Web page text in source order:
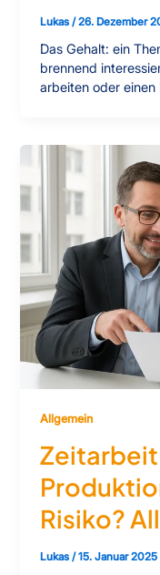
Lukas/26. Dezember
Das Gehalt: ein
brennend
arbeiten oder einen
Allgemein
Risiko?
Lukas/15. Januar 2025